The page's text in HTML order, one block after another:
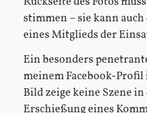
stimmen – sie kann
eines Mitglieds der
Ein besonders
meinem Facebook-
Bild zeige keine Szene
Erschießung eines